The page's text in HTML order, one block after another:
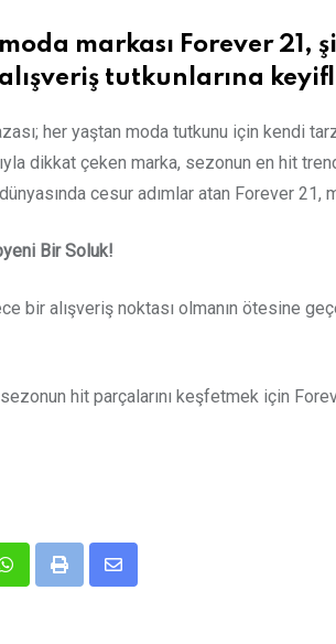
markası Forever 21,
tutkunlarına
her yaştan moda tutkunu için kendi
dikkat çeken marka, sezonun en hit
cesur adımlar atan Forever
Bir Soluk!
bir alışveriş noktası olmanın ötesine
hit parçalarını keşfetmek için
WhatsappPrint
Share